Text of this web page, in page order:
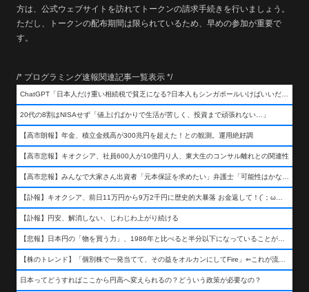
方は、公式ウェブサイトを訪れてトークンの請求手続きを行いましょう。
ただし、トークンの配布期間は限られているため、早めの参加が重要で
す。
/* プログラミング速報関連記事一覧表示 */
20代の8割はNISAせず「値上げばかりで生活が苦しく、投資まで頑張れない…」
【高市朗報】年金、積立金残高が300兆円を超えた！との観測。運用絶好調
【高市悲報】キオクシア、社員600人が10億円り人、東大生のコンサル離れとの関連性
【訃報】円安、解消しない、じわじわ上がり続ける
日本ってどうすればここから円高へ変えられるの？どういう政策が必要なの？